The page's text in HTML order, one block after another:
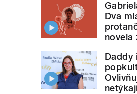
Dva
novela
Daddy